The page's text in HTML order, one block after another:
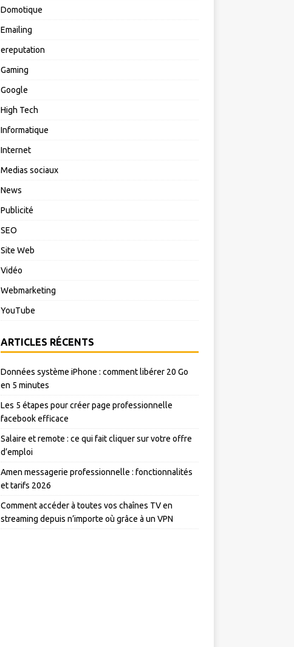
Domotique
Emailing
ereputation
Gaming
Google
High Tech
Informatique
Internet
Medias sociaux
News
Publicité
SEO
Site Web
Vidéo
Webmarketing
YouTube
ARTICLES RÉCENTS
Données système iPhone : comment libérer 20 Go
en 5 minutes
Les 5 étapes pour créer page professionnelle
facebook efficace
Salaire et remote : ce qui fait cliquer sur votre offre
d’emploi
Amen messagerie professionnelle : fonctionnalités
et tarifs 2026
Comment accéder à toutes vos chaînes TV en
streaming depuis n’importe où grâce à un VPN